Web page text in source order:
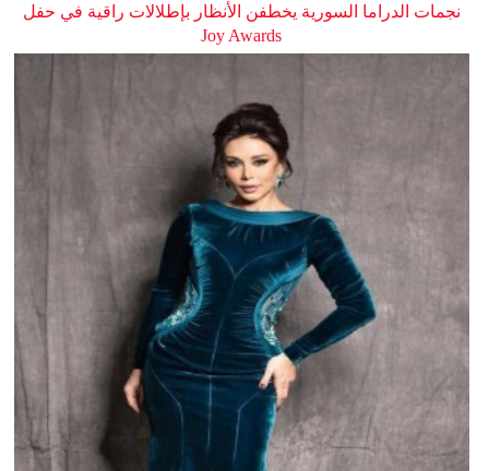
نجمات الدراما السورية يخطفن الأنظار بإطلالات راقية في حفل
Joy Awards